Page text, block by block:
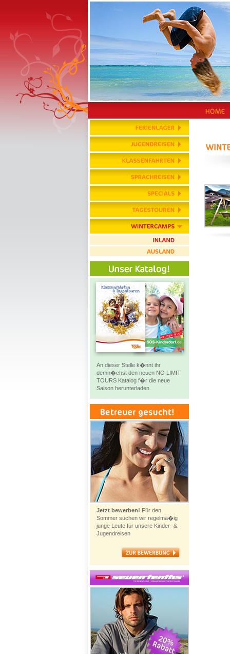
An dieser Stelle k�nnt ihr
demn�chst den neuen NO LIMIT
TOURS Katalog f�r die neue
Saison herunterladen.
Jetzt bewerben! Für den
Sommer suchen wir regelmä�ig
junge Leute für unsere Kinder- &
Jugendreisen